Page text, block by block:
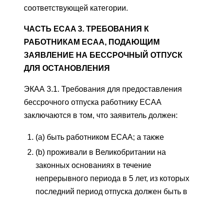
соответствующей категории.
ЧАСТЬ ECAA 3. ТРЕБОВАНИЯ К
РАБОТНИКАМ ECAA, ПОДАЮЩИМ
ЗАЯВЛЕНИЕ НА БЕССРОЧНЫЙ ОТПУСК
ДЛЯ ОСТАНОВЛЕНИЯ
ЭКАА 3.1. Требования для предоставления
бессрочного отпуска работнику ECAA
заключаются в том, что заявитель должен:
(a) быть работником ECAA; а также
(b) проживали в Великобритании на
законных основаниях в течение
непрерывного периода в 5 лет, из которых
последний период отпуска должен быть в